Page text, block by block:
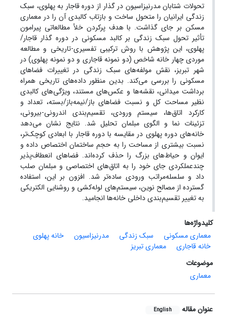
تحولات شتابان مدرنیزاسیون در گذار از دوره قاجار به پهلوی، سبک
زندگی ایرانیان را متحول ساخت و بازتاب کالبدی آن را در معماری
مسکن بر جای گذاشت. با هدف پرکردن خلأ مطالعاتی پیرامون
تأثیر تحول سبک زندگی بر کالبد مسکونی در دوره گذار قاجار/
پهلوی، این پژوهش با روش ترکیبی تفسیری-تاریخی و مطالعه
موردی چهار خانه شاخص (دو نمونه قاجاری و دو نمونه پهلوی) در
شهر تبریز، نقش مولفه‌های سبک زندگی در تغییرات فضاهای
مسکونی را بررسی می‌کند. بدین منظور داده‌های تاریخی همراه
برداشت میدانی، نقشه‌ها و عکس‌های مستند، ویژگی‌های کالبدی
نظیر مساحت کل و نسبت فضاهای باز/نیمه‌باز/بسته، تعداد و
کارکرد اتاق‌ها، سیستم ورودی، تقسیم‌بندی اندرونی-بیرونی،
تزئینات نما و الگوی مبلمان تحلیل شد. نتایج نشان می‌دهد
خانه‌های دوره پهلوی در مقایسه با دوره قاجار با ابعادی کوچک‌تر،
نسبت بیشتری از مساحت را به حجم ساختمان اختصاص داده و
ایوان و حیاط‌های بزرگ را حذف کرده‌اند. فضاهای انعطاف‌پذیر
چندعملکردی جای خود را به اتاق‌های اختصاصی و مبلمان صلب
داد و سلسله‌مراتب ورودی ساده‌تر شد. افزون بر این، استفاده
گسترده از مصالح نوین، سیستم‌های لوله‌کشی و روشنایی الکتریکی
به تغییر تقسیم‌بندی داخلی خانه‌ها انجامید.
کلیدواژه‌ها
معماری مسکونی
سبک زندگی مدرنیزاسیون
خانه پهلوی
خانه قاجاری
معماری تبریز
موضوعات
معماری
عنوان مقاله English